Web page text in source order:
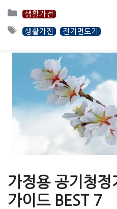
카
테
리
생활가전
태
생활가전 전기면도기
가정용 공기청정
가이드 BEST 7